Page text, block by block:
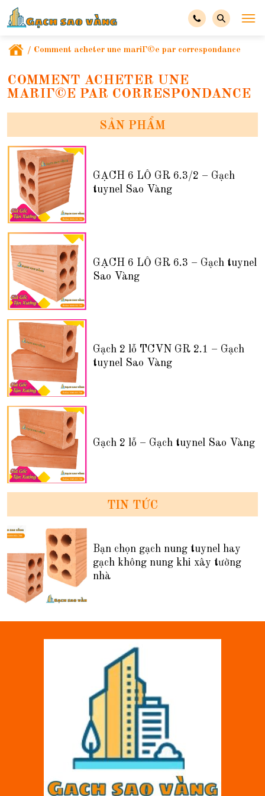
/ Comment acheter une mariГ©e par correspondance
COMMENT ACHETER UNE
MARIГ©E PAR CORRESPONDANCE
SẢN PHẨM
GẠCH 6 LỖ GR 6.3/2 – Gạch
tuynel Sao Vàng
GẠCH 6 LỖ GR 6.3 – Gạch tuynel
Sao Vàng
Gạch 2 lỗ TCVN GR 2.1 – Gạch
tuynel Sao Vàng
Gạch 2 lỗ – Gạch tuynel Sao Vàng
TIN TỨC
Bạn chọn gạch nung tuynel hay
gạch không nung khi xây tường
nhà